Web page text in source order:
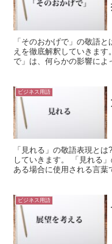
「そのおかげで」の敬語
えを徹底解釈していきま
で」は、何らかの影響によ
ビジネス用語
「見れる」の敬語表現と
していきます。 「見れる
ある場合に使用される言葉
ビジネス用語